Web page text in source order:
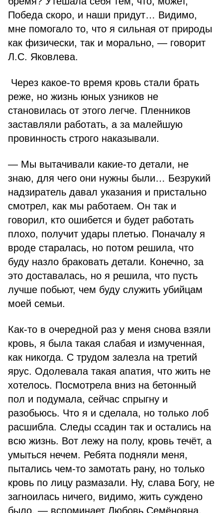
Победа скоро, и наши придут… Видимо,
мне помогало то, что я сильная от природы
как физически, так и морально, — говорит
Л.С. Яковлева.
Через какое-то время кровь стали брать
реже, но жизнь юных узников не
становилась от этого легче. Пленников
заставляли работать, а за малейшую
провинность строго наказывали.
— Мы вытачивали какие-то детали, не
знаю, для чего они нужны были… Безрукий
надзиратель давал указания и пристально
смотрел, как мы работаем. Он так и
говорил, кто ошибется и будет работать
плохо, получит удары плетью. Поначалу я
вроде старалась, но потом решила, что
буду назло браковать детали. Конечно, за
это доставалась, но я решила, что пусть
лучше побьют, чем буду служить убийцам
моей семьи.
Как-то в очередной раз у меня снова взяли
кровь, я была такая слабая и измученная,
как никогда. С трудом залезла на третий
ярус. Одолевала такая апатия, что жить не
хотелось. Посмотрела вниз на бетонный
пол и подумала, сейчас спрыгну и
разобьюсь. Что я и сделала, но только лоб
расшибла. Следы ссадин так и остались на
всю жизнь. Вот лежу на полу, кровь течёт, а
умыться нечем. Ребята подняли меня,
пытались чем-то замотать рану, но только
кровь по лицу размазали. Ну, слава Богу, не
загноилась ничего, видимо, жить суждено
было, — вспоминает Любовь Семёновна.